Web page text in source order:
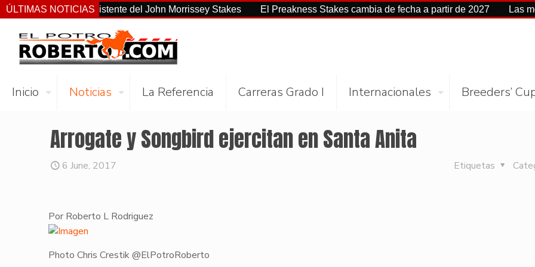
ÚLTIMAS NOTICIAS
el más consistente del John Morrissey Stakes El Preakness Stakes cambia de fecha a partir de 2027 Las mejores
Inicio Noticias La Referencia Carreras Grado I Internacionales Breeders’
Arrogate y Songbird ejercitan en Santa Anita
6 June, 2017 Etiquetas
Por Roberto L Rodriguez
Photo Chris Crestik @ElPotroRoberto